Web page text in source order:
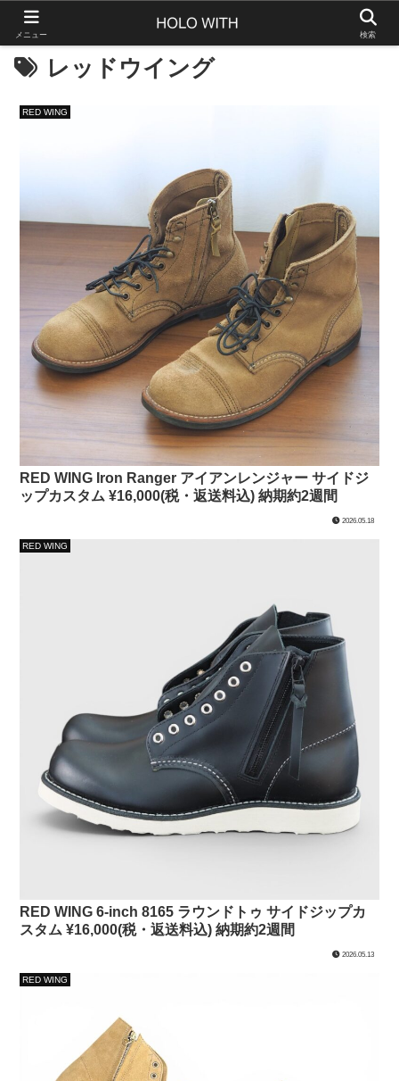
レッドウイング
RED WING
RED WING Iron Ranger アイアンレンジャー サイドジ
ップカスタム ¥16,000(税・返送料込) 納期約2週間
2026.05.18
RED WING
RED WING 6-inch 8165 ラウンドトゥ サイドジップカ
スタム ¥16,000(税・返送料込) 納期約2週間
2026.05.13
RED WING
メニュー 検索